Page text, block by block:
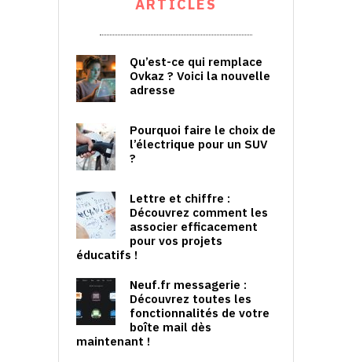
ARTICLES
Qu’est-ce qui remplace
Ovkaz ? Voici la nouvelle
adresse
Pourquoi faire le choix de
l’électrique pour un SUV
?
Lettre et chiffre :
Découvrez comment les
associer efficacement
pour vos projets
éducatifs !
Neuf.fr messagerie :
Découvrez toutes les
fonctionnalités de votre
boîte mail dès
maintenant !